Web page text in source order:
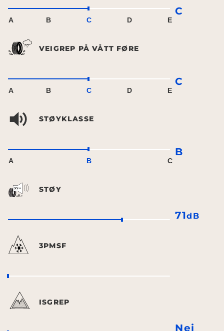
A B C D E
C
VEIGREP PÅ VÅTT FØRE
A B C D E
C
STØYKLASSE
A B C
B
STØY
71dB
3PMSF
ISGREP
Nei